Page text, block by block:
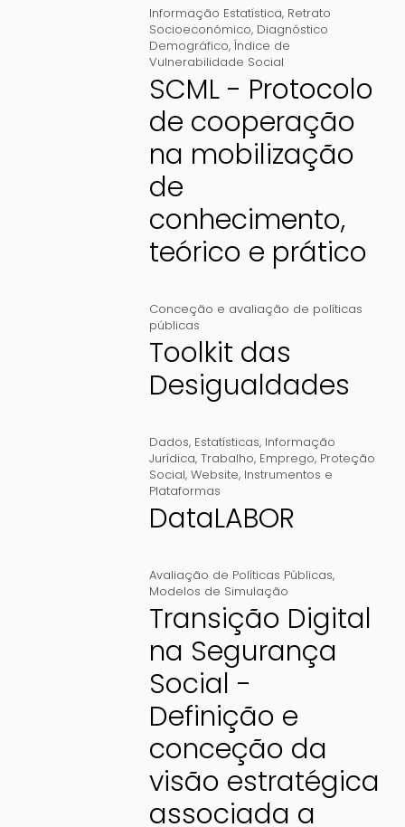
Informação Estatística, Retrato
Socioeconómico, Diagnóstico
Demográfico, Índice de
Vulnerabilidade Social
SCML - Protocolo
de cooperação
na mobilização
de
conhecimento,
teórico e prático
Conceção e avaliação de políticas
públicas
Toolkit das
Desigualdades
Dados, Estatísticas, Informação
Jurídica, Trabalho, Emprego, Proteção
Social, Website, Instrumentos e
Plataformas
DataLABOR
Avaliação de Políticas Públicas,
Modelos de Simulação
Transição Digital
na Segurança
Social -
Definição e
conceção da
visão estratégica
associada a